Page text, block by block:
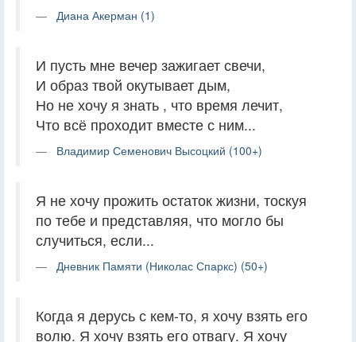
Диана Акерман (1)
И пусть мне вечер зажигает свечи,
И образ твой окутывает дым,
Но не хочу я знать , что время лечит,
Что всё проходит вместе с ним...
Владимир Семенович Высоцкий (100+)
Я не хочу прожить остаток жизни, тоскуя
по тебе и представляя, что могло бы
случиться, если...
Дневник Памяти (Николас Спаркс) (50+)
Когда я дерусь с кем-то, я хочу взять его
волю. Я хочу взять его отвагу. Я хочу